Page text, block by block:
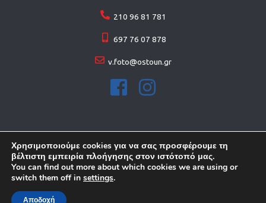
210 96 81 781
697 76 07 878
v.foto@ostoun.gr
© 2026 Copyright . All rights reserved
ΚΑΤΑΣΚΕΥΗ ΙΣΤΟΣΕΛΙΔΩN
Χρησιμοποιούμε cookies για να σας προσφέρουμε τη
βέλτιστη εμπειρία πλοήγησης στον ιστότοπό μας.
You can find out more about which cookies we are using or
switch them off in settings.
Αποδοχή